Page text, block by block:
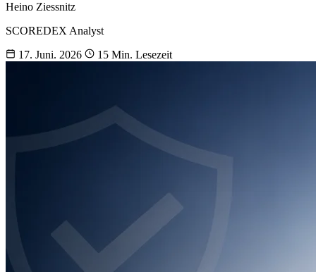
Heino Ziessnitz
SCOREDEX Analyst
17. Juni. 2026
15 Min. Lesezeit